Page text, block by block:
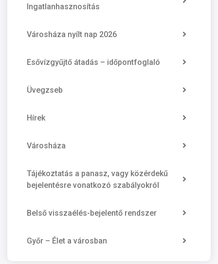
Ingatlanhasznosítás
Városháza nyílt nap 2026
Esővízgyűjtő átadás – időpontfoglaló
Üvegzseb
Hírek
Városháza
Tájékoztatás a panasz, vagy közérdekű
bejelentésre vonatkozó szabályokról
Belső visszaélés-bejelentő rendszer
Győr – Élet a városban